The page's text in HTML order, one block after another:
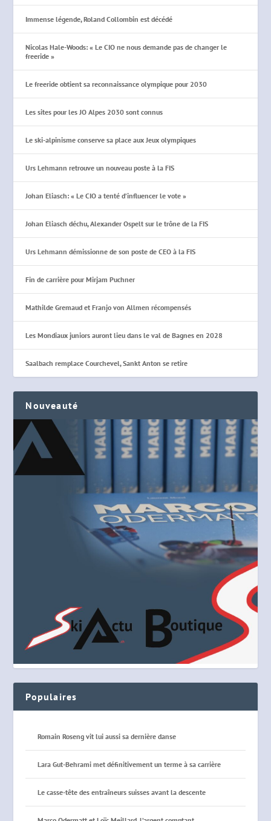
Immense légende, Roland Collombin est décédé
Nicolas Hale-Woods: « Le CIO ne nous demande pas de changer le
freeride »
Le freeride obtient sa reconnaissance olympique pour 2030
Les sites pour les JO Alpes 2030 sont connus
Le ski-alpinisme conserve sa place aux Jeux olympiques
Urs Lehmann retrouve un nouveau poste à la FIS
Johan Eliasch: « Le CIO a tenté d’influencer le vote »
Johan Eliasch déchu, Alexander Ospelt sur le trône de la FIS
Urs Lehmann démissionne de son poste de CEO à la FIS
Fin de carrière pour Mirjam Puchner
Mathilde Gremaud et Franjo von Allmen récompensés
Les Mondiaux juniors auront lieu dans le val de Bagnes en 2028
Saalbach remplace Courchevel, Sankt Anton se retire
Nouveauté
Populaires
Romain Roseng vit lui aussi sa dernière danse
Lara Gut-Behrami met définitivement un terme à sa carrière
Le casse-tête des entraîneurs suisses avant la descente